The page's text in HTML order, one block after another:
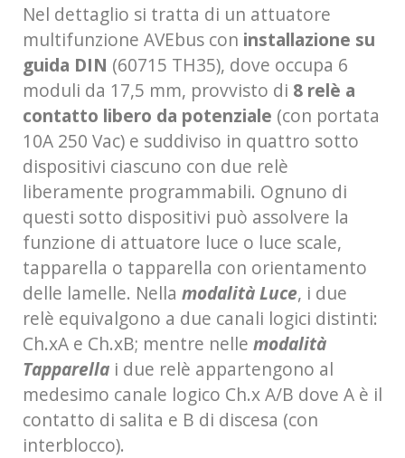
Nel dettaglio si tratta di un attuatore
multifunzione AVEbus con installazione su
guida DIN (60715 TH35), dove occupa 6
moduli da 17,5 mm, provvisto di 8 relè a
contatto libero da potenziale (con portata
10A 250 Vac) e suddiviso in quattro sotto
dispositivi ciascuno con due relè
liberamente programmabili. Ognuno di
questi sotto dispositivi può assolvere la
funzione di attuatore luce o luce scale,
tapparella o tapparella con orientamento
delle lamelle. Nella modalità Luce, i due
relè equivalgono a due canali logici distinti:
Ch.xA e Ch.xB; mentre nelle modalità
Tapparella i due relè appartengono al
medesimo canale logico Ch.x A/B dove A è il
contatto di salita e B di discesa (con
interblocco).